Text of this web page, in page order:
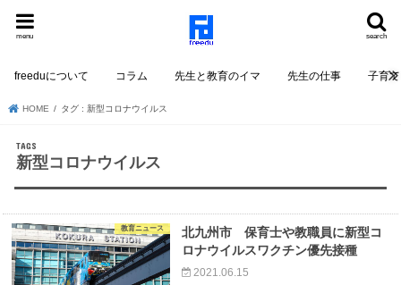
search
menu
freeduについて コラム 先生と教育のイマ 先生の仕事 子育て
HOME タグ : 新型コロナウイルス
新型コロナウイルス
教育ニュース
北九州市 保育士や教職員に新型コ
ロナウイルスワクチン優先接種
2021.06.15